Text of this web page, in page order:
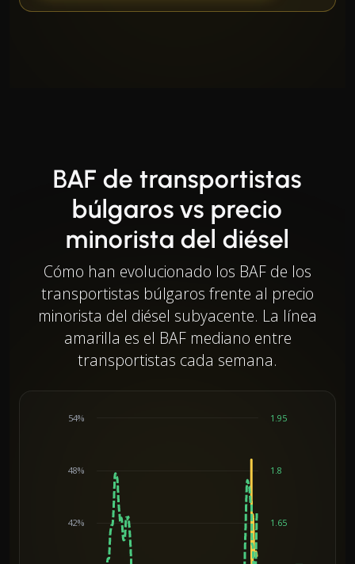
BAF de transportistas
búlgaros vs precio
minorista del diésel
Cómo han evolucionado los BAF de los
transportistas búlgaros frente al precio
minorista del diésel subyacente. La línea
amarilla es el BAF mediano entre
transportistas cada semana.
42%
48%
54%
1.65
1.8
1.95